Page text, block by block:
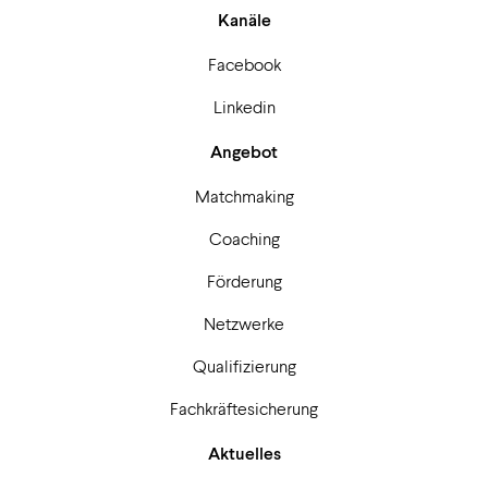
Kanäle
Facebook
Linkedin
Angebot
Matchmaking
Coaching
Förderung
Netzwerke
Qualifizierung
Fachkräftesicherung
Aktuelles